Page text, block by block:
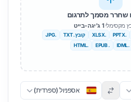
שחרר מסמך לתרגום
מקסימלי1 ג'יגה-בייט
.PPTX
.XLSX קובץ .TXT
.JPG
.IDML
. EPUB
.HTML
אספניול (ספרדית)